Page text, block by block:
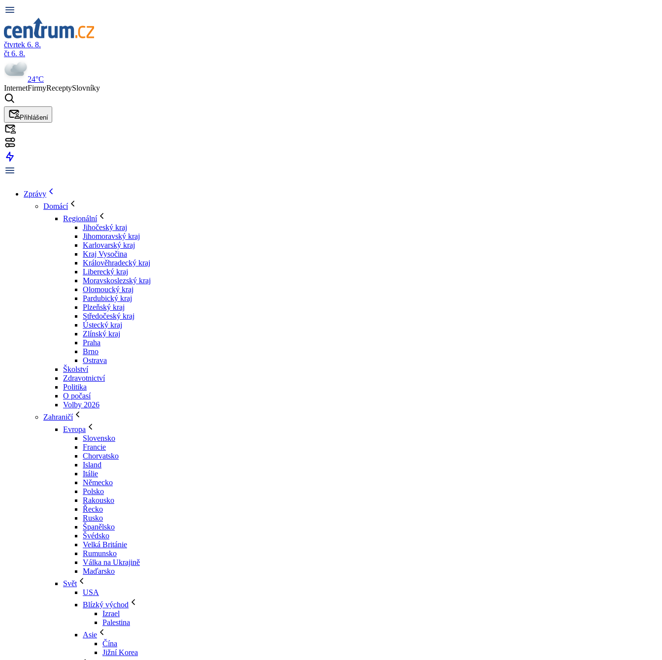
čtvrtek 6. 8.
čt 6. 8.
24°C
InternetFirmyReceptySlovníky
Přihlášení
Zprávy
Domácí
Regionální
Jihočeský kraj
Jihomoravský kraj
Karlovarský kraj
Kraj Vysočina
Králověhradecký kraj
Liberecký kraj
Moravskoslezský kraj
Olomoucký kraj
Pardubický kraj
Plzeňský kraj
Středočeský kraj
Ústecký kraj
Zlínský kraj
Praha
Brno
Ostrava
Školství
Zdravotnictví
Politika
O počasí
Volby 2026
Zahraničí
Evropa
Slovensko
Francie
Chorvatsko
Island
Itálie
Německo
Polsko
Rakousko
Řecko
Rusko
Španělsko
Švédsko
Velká Británie
Rumunsko
Válka na Ukrajině
Maďarsko
Svět
USA
Blízký východ
Izrael
Palestina
Asie
Čína
Jižní Korea